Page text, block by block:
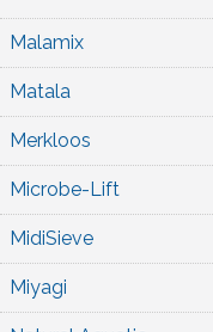
Malamix
Matala
Merkloos
Microbe-Lift
MidiSieve
Miyagi